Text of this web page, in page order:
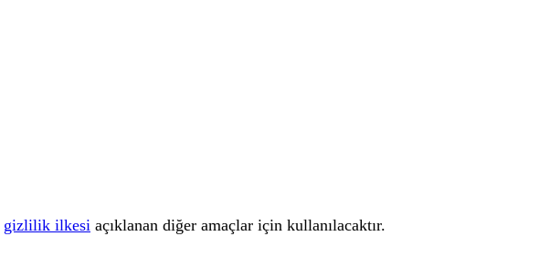
gizlilik ilkesi açıklanan diğer amaçlar için kullanılacaktır.